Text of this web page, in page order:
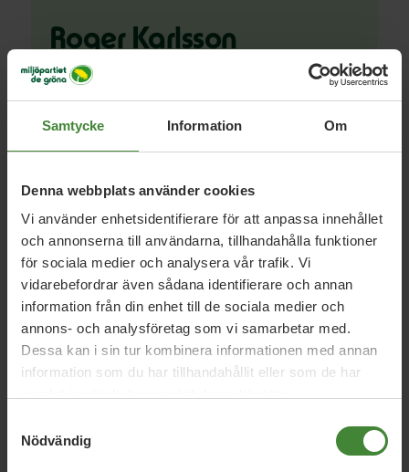
Samtycke Information Om
Denna webbplats använder cookies
Vi använder enhetsidentifierare för att anpassa innehållet
och annonserna till användarna, tillhandahålla funktioner
för sociala medier och analysera vår trafik. Vi
vidarebefordrar även sådana identifierare och annan
information från din enhet till de sociala medier och
annons- och analysföretag som vi samarbetar med.
Dessa kan i sin tur kombinera informationen med annan
information som du har tillhandahållit eller som de har
Nödvändig
Roger Karlsson
roger@ekoklimat.se
Dela denna sida och hjälp oss
attsprida vårt budskap